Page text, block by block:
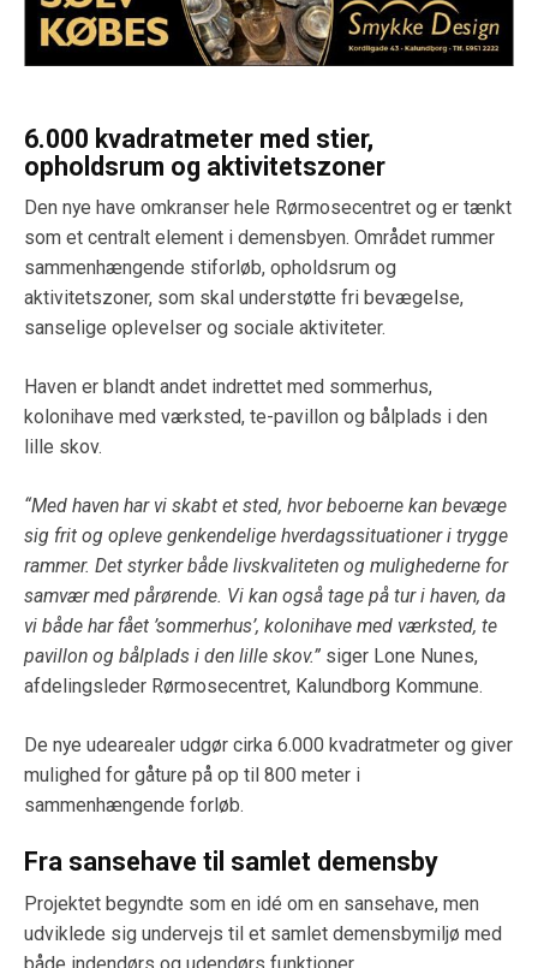
6.000 kvadratmeter med stier,
opholdsrum og aktivitetszoner
Den nye have omkranser hele Rørmosecentret og er tænkt
som et centralt element i demensbyen. Området rummer
sammenhængende stiforløb, opholdsrum og
aktivitetszoner, som skal understøtte fri bevægelse,
sanselige oplevelser og sociale aktiviteter.
Haven er blandt andet indrettet med sommerhus,
kolonihave med værksted, te-pavillon og bålplads i den
lille skov.
“Med haven har vi skabt et sted, hvor beboerne kan bevæge
sig frit og opleve genkendelige hverdagssituationer i trygge
rammer. Det styrker både livskvaliteten og mulighederne for
samvær med pårørende. Vi kan også tage på tur i haven, da
vi både har fået ’sommerhus’, kolonihave med værksted, te
pavillon og bålplads i den lille skov.” siger Lone Nunes,
afdelingsleder Rørmosecentret, Kalundborg Kommune.
De nye udearealer udgør cirka 6.000 kvadratmeter og giver
mulighed for gåture på op til 800 meter i
sammenhængende forløb.
Fra sansehave til samlet demensby
Projektet begyndte som en idé om en sansehave, men
udviklede sig undervejs til et samlet demensbymiljø med